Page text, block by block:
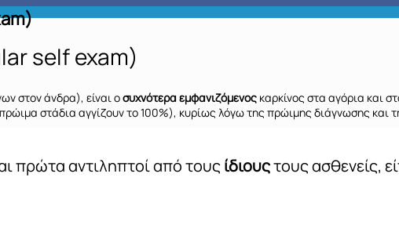
self exam)
στον άνδρα), είναι οσυχνότερα εμφανιζόμενος καρκίνος στα αγόρια και
στάδια αγγίζουν το 100%), κυρίως λόγω της πρώιμης διάγνωσης και
πρώτα αντιληπτοί από τουςίδιουςτους ασθενείς,